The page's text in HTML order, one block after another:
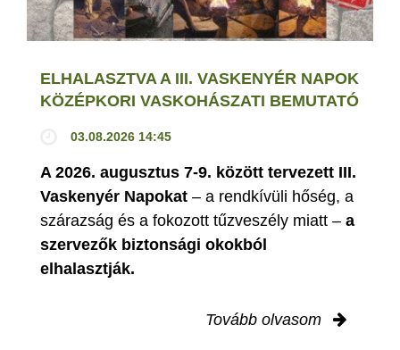
ELHALASZTVA A III. VASKENYÉR NAPOK
KÖZÉPKORI VASKOHÁSZATI BEMUTATÓ
03.08.2026 14:45
A 2026. augusztus 7-9. között tervezett III.
Vaskenyér Napokat – a rendkívüli hőség, a
szárazság és a fokozott tűzveszély miatt – a
szervezők biztonsági okokból
elhalasztják.
Tovább olvasom